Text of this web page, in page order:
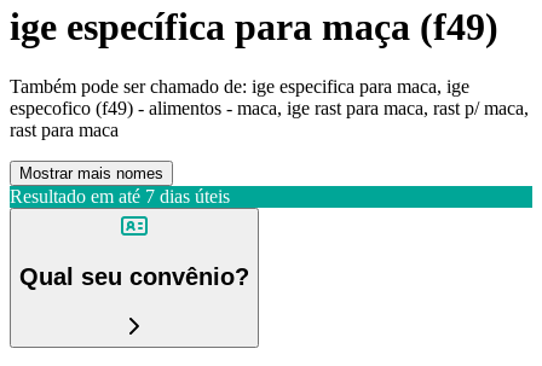
ige específica para maça (f49)
Também pode ser chamado de: ige especifica para maca, ige
especofico (f49) - alimentos - maca, ige rast para maca, rast p/ maca,
rast para maca
Mostrar mais nomes
Resultado em até 7 dias úteis
Qual seu convênio?